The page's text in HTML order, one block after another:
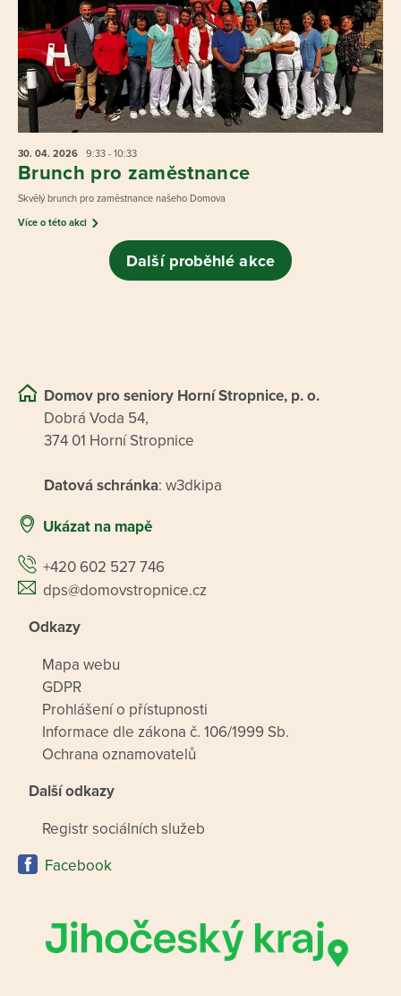
30. 04. 2026 9:33 - 10:33
Brunch pro zaměstnance
Skvělý brunch pro zaměstnance našeho Domova
Více o této akci
Další proběhlé akce
Domov pro seniory Horní Stropnice, p. o.
Dobrá Voda 54,
374 01 Horní Stropnice
Datová schránka: w3dkipa
Ukázat na mapě
+420 602 527 746
dps@domovstropnice.cz
Odkazy
Mapa webu
GDPR
Prohlášení o přístupnosti
Informace dle zákona č. 106/1999 Sb.
Ochrana oznamovatelů
Další odkazy
Registr sociálních služeb
Facebook